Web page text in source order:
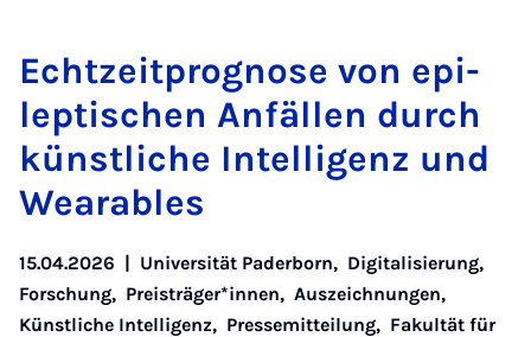
Echt­zeit­pro­gno­se von epi­
lep­ti­schen An­fäl­len durch
künst­li­che In­tel­li­genz und
Wea­ra­bles
15.04.2026 | Universität Paderborn, Digitalisierung,
Forschung, Preisträger*innen, Auszeichnungen,
Künstliche Intelligenz, Pressemitteilung, Fakultät für